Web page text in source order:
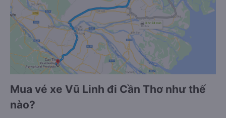
Mua vé xe Vũ Linh đi Cần Thơ như thế
nào?